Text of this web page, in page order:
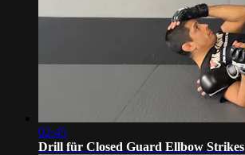
02:45
Drill für Closed Guard Ellbow Strikes